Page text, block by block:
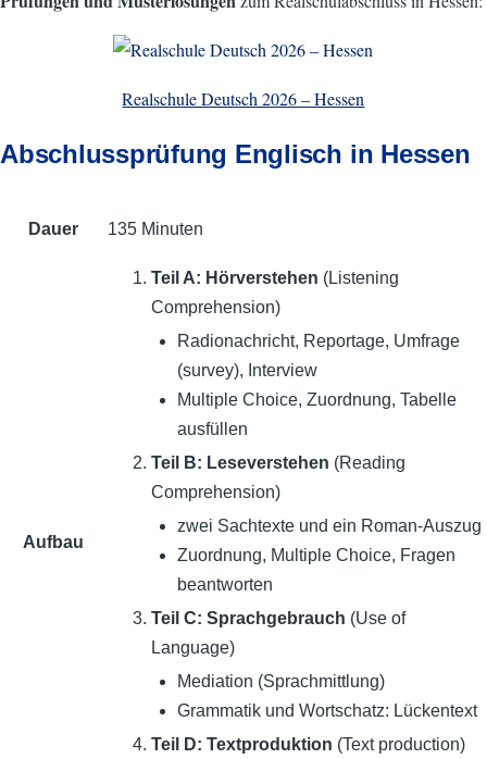
Realschule Deutsch 2026 – Hessen
Abschlussprüfung Englisch in Hessen
Dauer 135 Minuten
Aufbau
Teil A: Hörverstehen (Listening
Comprehension)
Radionachricht, Reportage, Umfrage
(survey), Interview
Multiple Choice, Zuordnung, Tabelle
ausfüllen
Teil B: Leseverstehen (Reading
Comprehension)
zwei Sachtexte und ein Roman-Auszug
Zuordnung, Multiple Choice, Fragen
beantworten
Teil C: Sprachgebrauch (Use of
Language)
Mediation (Sprachmittlung)
Grammatik und Wortschatz: Lückentext
Teil D: Textproduktion (Text production)